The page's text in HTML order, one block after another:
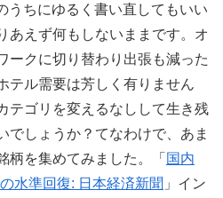
うちにゆるく書い直してもいい
えず何もしないままです。オ
ークに切り替わり出張も減った
テル需要は芳しく有りません
テゴリを変えるなしして生き残
でしょうか？てなわけで、あま
柄を集めてみました。「 国内
水準回復: 日本経済新聞 」イン